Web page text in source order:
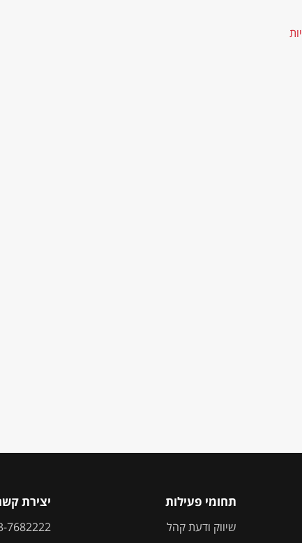
תחומי פעילות
שיווק ודעת קהל
יצירת
7682222